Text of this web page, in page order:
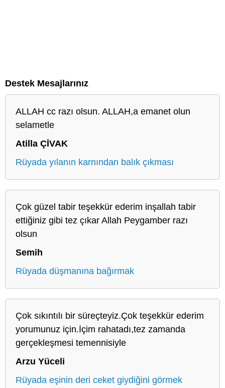
Destek Mesajlarınız
ALLAH cc razı olsun. ALLAH,a emanet olun
selametle
Atilla ÇİVAK
Rüyada yılanın karnından balık çıkması
Çok güzel tabir teşekkür ederim inşallah tabir
ettiğiniz gibi tez çıkar Allah Peygamber razı
olsun
Semih
Rüyada düşmanına bağırmak
Çok sıkıntılı bir süreçteyiz.Çok teşekkür ederim
yorumunuz için.İçim rahatadı,tez zamanda
gerçekleşmesi temennisiyle
Arzu Yüceli
Rüyada eşinin deri ceket giydiğini görmek